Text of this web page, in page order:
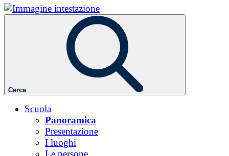
Cerca
Scuola
Panoramica
Presentazione
I luoghi
Le persone